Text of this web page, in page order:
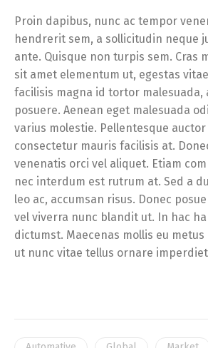
Proin dapibus, nunc ac tempor
hendrerit sem, a sollicitudin neque
ante. Quisque non turpis sem. Cras
sit amet elementum ut, egestas
facilisis magna id tortor malesuada,
posuere. Aenean eget malesuada
varius molestie. Pellentesque
consectetur mauris facilisis at.
venenatis orci vel aliquet. Etiam
nec interdum est rutrum at. Sed a
leo ac, accumsan risus. Donec
vel viverra nunc blandit ut. In hac
dictumst. Maecenas mollis eu
ut nunc vitae tellus ornare